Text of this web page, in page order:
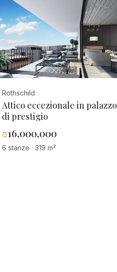
Rothschild
Attico eccezionale in palazzo
di prestigio
₪16,000,000
6 stanze · 319 m²